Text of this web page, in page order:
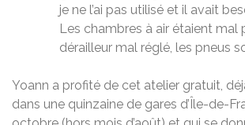
je ne l’ai pas utilisé et il avait
Les chambres à air étaient mal
dérailleur mal réglé, les pneus
Yoann a profité de cet atelier gratuit,
dans une quinzaine de gares d’Île-de-